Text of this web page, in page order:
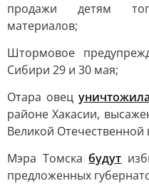
продажи детям
материалов;
Штормовое
Сибири 29 и 30 мая;
Отара овец уничтожила
районе Хакасии,
Великой Отечественной
Мэра Томскабудут
предложенных